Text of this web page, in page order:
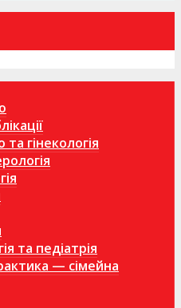
гінекологія
та педіатрія
— сімейна